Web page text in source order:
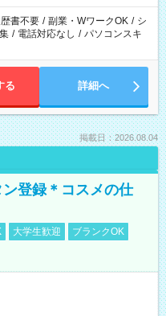
書不要 / 副業・WワークOK / シ
/ 電話対応なし / パソコンスキ
る 詳細へ
掲載日：2026.08.04
登録＊コスメの仕
大学生歓迎
ブランクOK